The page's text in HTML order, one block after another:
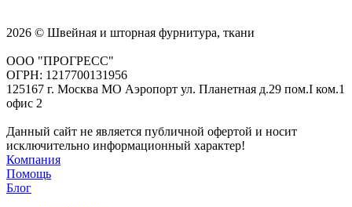
2026 © Швейная и шторная фурнитура, ткани
ООО "ПРОГРЕСС"
ОГРН: 1217700131956
125167 г. Москва МО Аэропорт ул. Планетная д.29 пом.I ком.1
офис 2
Данный сайт не является публичной офертой и носит
исключительно информационный характер!
Компания
Помощь
Блог